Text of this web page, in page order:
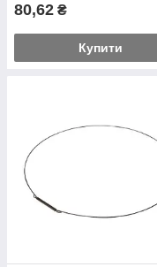
80,62 ₴
Купити